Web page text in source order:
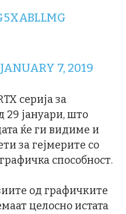
JANUARY 7, 2019
серија за
29 јануари, што
ќе ги видиме и
за гејмерите со
способност.
од графичките
целосно истата